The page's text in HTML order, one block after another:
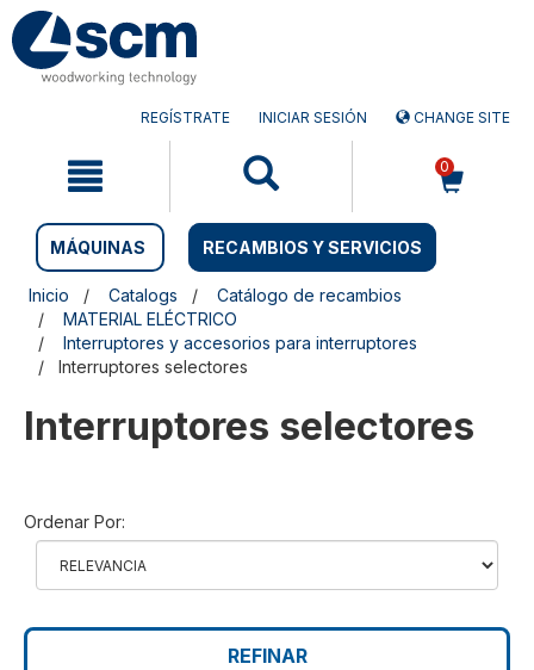
Saltar
contenido
Saltar
menú
REGÍSTRATE INICIAR SESIÓN CHANGE SITE
0
MÁQUINAS RECAMBIOS Y SERVICIOS
Inicio Catalogs
Catálogo de recambios
MATERIAL ELÉCTRICO
Interruptores y accesorios para interruptores
Interruptores selectores
Interruptores selectores
Ordenar Por:
REFINAR